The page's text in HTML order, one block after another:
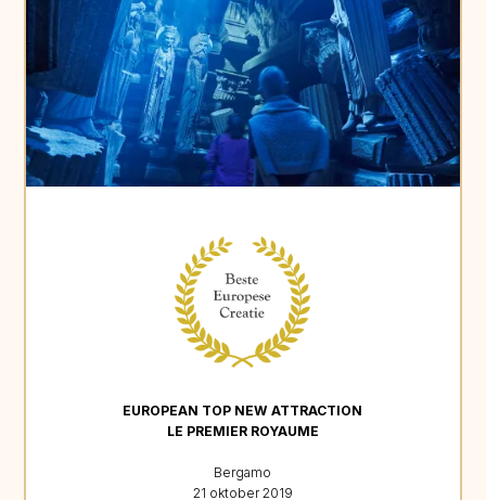
EUROPEAN TOP NEW ATTRACTION
LE PREMIER ROYAUME
Bergamo
21 oktober 2019